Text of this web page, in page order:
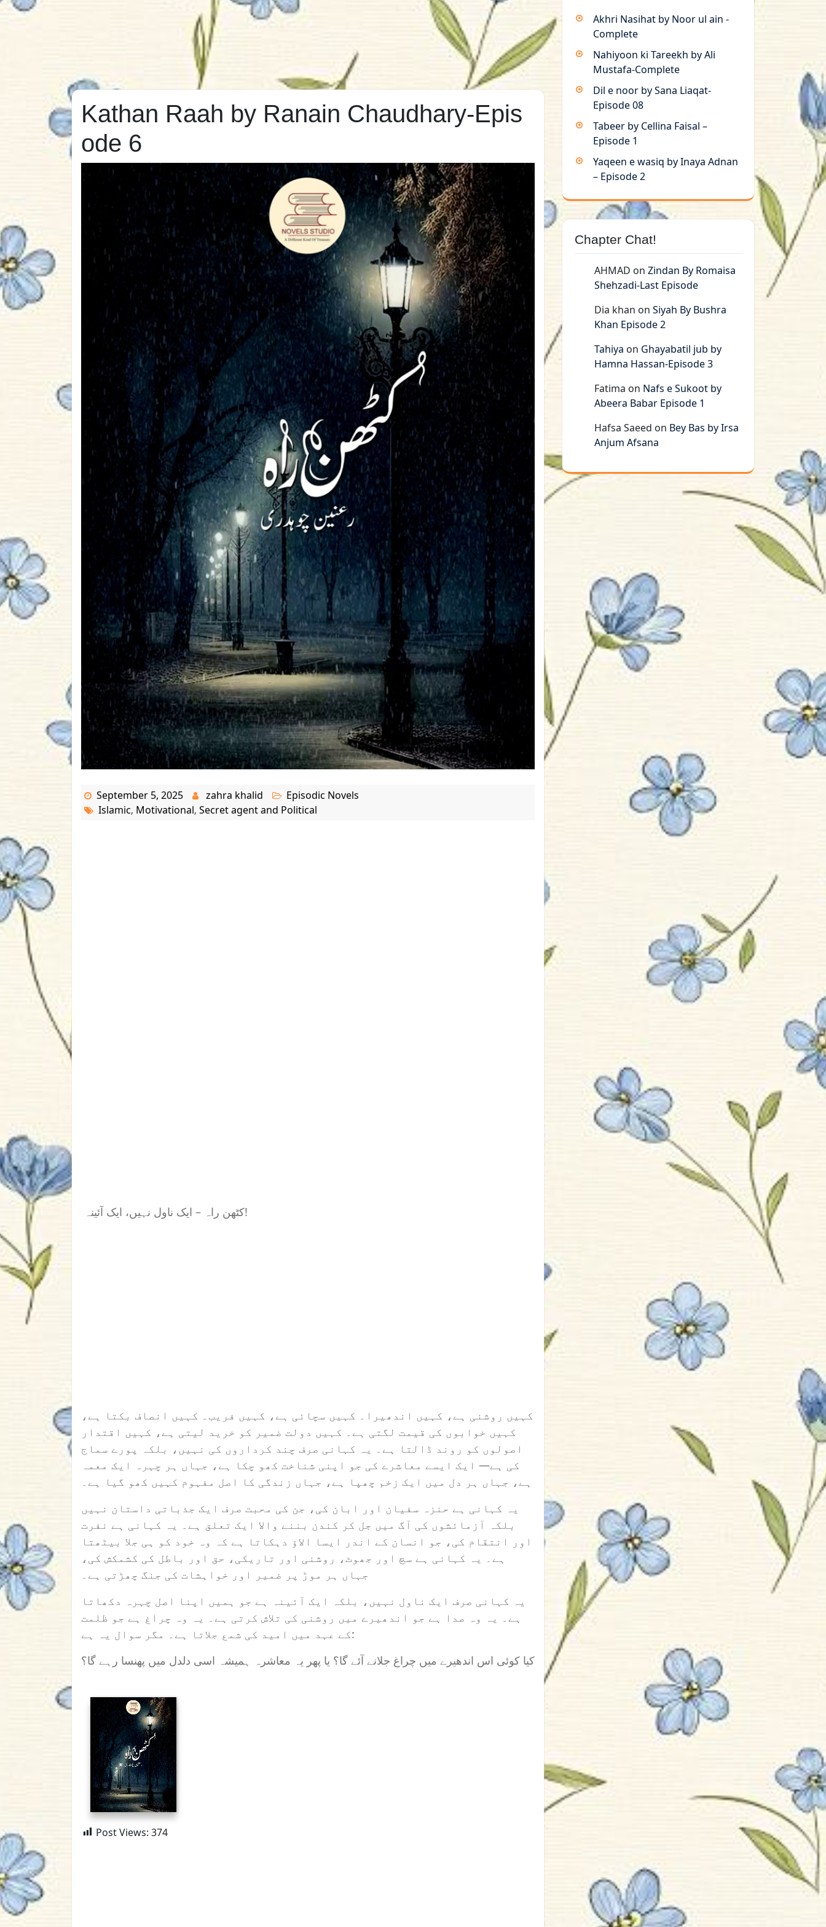
Kathan Raah by Ranain Chaudhary-Epis
ode 6
September 5, 2025 zahra khalid
Episodic Novels
Islamic, Motivational, Secret agent and Political
کٹھن راہ – ایک ناول نہیں، ایک آئینہ!
کہیں روشنی ہے، کہیں اندھیرا۔ کہیں سچائی ہے، کہیں فریب۔ کہیں انصاف بکتا ہے،
کہیں خوابوں کی قیمت لگتی ہے۔ کہیں دولت ضمیر کو خرید لیتی ہے، کہیں اقتدار
اصولوں کو روند ڈالتا ہے۔ یہ کہانی صرف چند کرداروں کی نہیں، بلکہ پورے سماج
کی ہے— ایک ایسے معاشرے کی جو اپنی شناخت کھو چکا ہے، جہاں ہر چہرہ ایک معمہ
ہے، جہاں ہر دل میں ایک زخم چھپا ہے، جہاں زندگی کا اصل مفہوم کہیں کھو گیا ہے۔
یہ کہانی ہے حنزہ سفیان اور ابان کی، جن کی محبت صرف ایک جذباتی داستان نہیں
بلکہ آزمائشوں کی آگ میں جل کر کندن بننے والا ایک تعلق ہے۔ یہ کہانی ہے نفرت
اور انتقام کی، جو انسان کے اندر ایسا الاؤ دہکاتا ہے کہ وہ خود کو ہی جلا بیٹھتا
ہے۔ یہ کہانی ہے سچ اور جھوٹ، روشنی اور تاریکی، حق اور باطل کی کشمکش کی،
جہاں ہر موڑ پر ضمیر اور خواہشات کی جنگ چھڑتی ہے۔
یہ کہانی صرف ایک ناول نہیں، بلکہ ایک آئینہ ہے جو ہمیں اپنا اصل چہرہ دکھاتا
ہے۔ یہ وہ صدا ہے جو اندھیرے میں روشنی کی تلاش کرتی ہے۔ یہ وہ چراغ ہے جو ظلمت
کے عہد میں امید کی شمع جلاتا ہے۔ مگر سوال یہ ہے:
کیا کوئی اس اندھیرے میں چراغ جلانے آئے گا؟ یا پھر یہ معاشرہ ہمیشہ اسی دلدل میں پھنسا رہے گا؟
Post Views: 374
Akhri Nasihat by Noor ul ain -
Complete
Nahiyoon ki Tareekh by Ali
Mustafa-Complete
Dil e noor by Sana Liaqat-
Episode 08
Tabeer by Cellina Faisal –
Episode 1
Yaqeen e wasiq by Inaya Adnan
– Episode 2
Chapter Chat!
AHMAD on Zindan By Romaisa
Shehzadi-Last Episode
Dia khan on Siyah By Bushra
Khan Episode 2
Tahiya on Ghayabatil jub by
Hamna Hassan-Episode 3
Fatima on Nafs e Sukoot by
Abeera Babar Episode 1
Hafsa Saeed on Bey Bas by Irsa
Anjum Afsana